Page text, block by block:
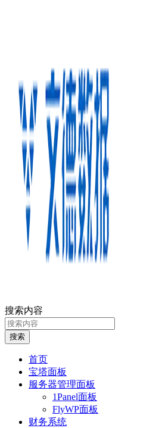
搜索内容
搜索
首页
宝塔面板
服务器管理面板
1Panel面板
FlyWP面板
财务系统